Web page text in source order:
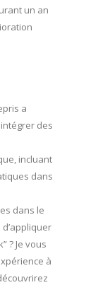
un an
a
des
incluant
dans
dans le
? Je vous
à